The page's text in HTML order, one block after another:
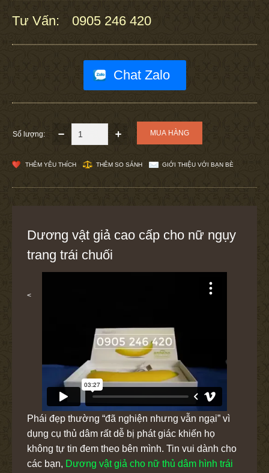
Tư Vấn: 0905 246 420
Chat Zalo
Số lượng:
THÊM YÊU THÍCH THÊM SO SÁNH GIỚI THIỆU VỚI BẠN BÈ
Dương vật giả cao cấp cho nữ ngụy
trang trái chuối
<
Phái đẹp thường “đã nghiện nhưng vẫn ngại” vì
dụng cụ thủ dâm rất dễ bị phát giác khiến họ
không tự tin đem theo bên mình. Tin vui dành cho
các bạn, Dương vật giả cho nữ thủ dâm hình trái